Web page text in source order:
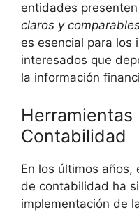
entidades
claros y
es esencial para los
interesados que
la información
Contabilidad
En los últimos
de contabilidad ha
implementación de